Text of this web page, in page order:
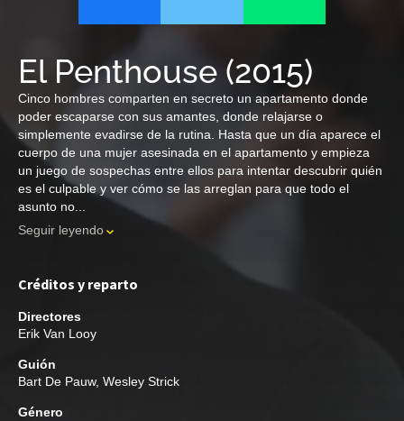
El Penthouse (2015)
Cinco hombres comparten en secreto un apartamento donde
poder escaparse con sus amantes, donde relajarse o
simplemente evadirse de la rutina. Hasta que un día aparece el
cuerpo de una mujer asesinada en el apartamento y empieza
un juego de sospechas entre ellos para intentar descubrir quién
es el culpable y ver cómo se las arreglan para que todo el
asunto no...
Seguir leyendo
Créditos y reparto
Directores
Erik Van Looy
Guión
Bart De Pauw, Wesley Strick
Género